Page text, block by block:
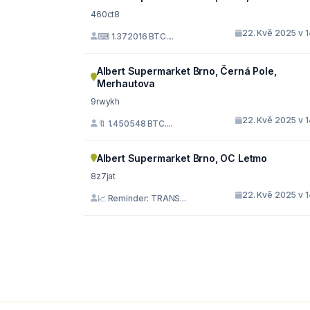
460ct8
⌨ 1.372016 BTC.... 22. Kvě 2025 v
Albert Supermarket Brno, Černá Pole,
Merhautova
9rwykh
🔖 1.450548 BTC.... 22. Kvě 2025 v
Albert Supermarket Brno, OC Letmo
8z7jat
📈 Reminder: TRANS... 22. Kvě 2025 v